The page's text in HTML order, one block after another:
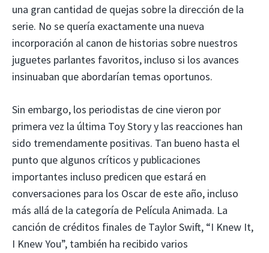
una gran cantidad de quejas sobre la dirección de la
serie. No se quería exactamente una nueva
incorporación al canon de historias sobre nuestros
juguetes parlantes favoritos, incluso si los avances
insinuaban que abordarían temas oportunos.
Sin embargo, los periodistas de cine vieron por
primera vez la última Toy Story y las reacciones han
sido tremendamente positivas. Tan bueno hasta el
punto que algunos críticos y publicaciones
importantes incluso predicen que estará en
conversaciones para los Oscar de este año, incluso
más allá de la categoría de Película Animada. La
canción de créditos finales de Taylor Swift, “I Knew It,
I Knew You”, también ha recibido varios